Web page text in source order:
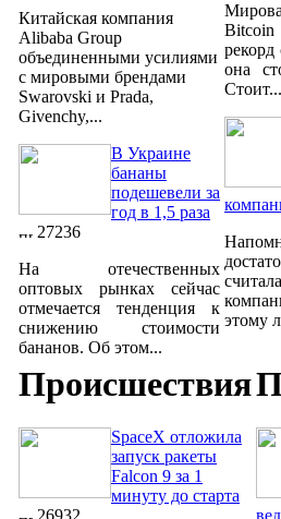
Китайская компания
Alibaba Group
объединенными усилиями
с мировыми брендами
Swarovski и Prada,
Givenchy,...
В Украине
бананы
подешевели за
год в 1,5 раза
27236
На отечественных
оптовых рынках сейчас
отмечается тенденция к
снижению стоимости
бананов. Об этом...
рекорд
она
Стоит...
этому
Происшествия
SpaceX отложила
запуск ракеты
Falcon 9 за 1
минуту до старта